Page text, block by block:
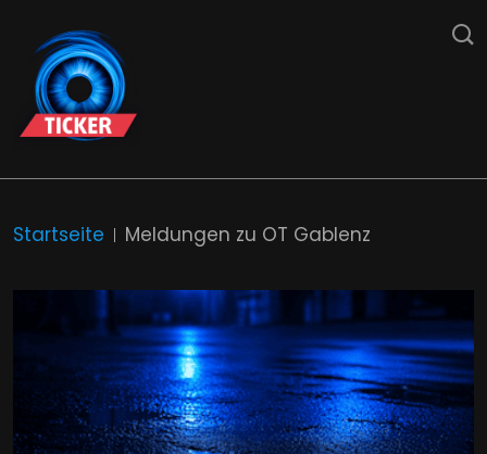
Startseite Meldungen zu OT Gablenz